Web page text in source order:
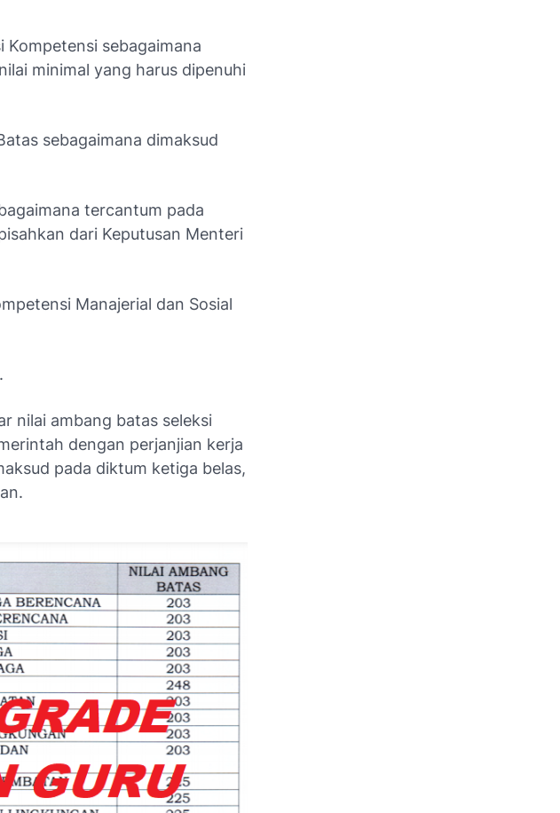
Kompetensi sebagaimana
minimal yang harus dipenuhi
sebagaimana dimaksud
tercantum pada
dari Keputusan Menteri
Manajerial dan Sosial
nilai ambang batas seleksi
dengan perjanjian kerja
pada diktum ketiga belas,